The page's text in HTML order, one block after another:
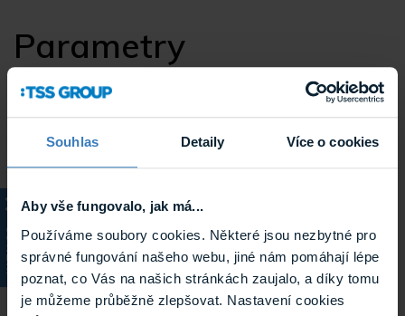
Souhlas Detaily Více o cookies
Aby vše fungovalo, jak má...
Používáme soubory cookies. Některé jsou nezbytné pro
správné fungování našeho webu, jiné nám pomáhají lépe
poznat, co Vás na našich stránkách zaujalo, a díky tomu
je můžeme průběžně zlepšovat. Nastavení cookies
KATALOG
Parametry
Výrobce
Vlastnosti SFP modul
Hmotnost 0.067 kg